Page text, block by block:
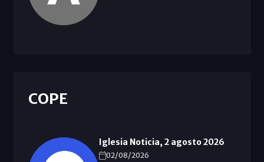
COPE
Iglesia Noticia, 2 agosto 2026
02/08/2026